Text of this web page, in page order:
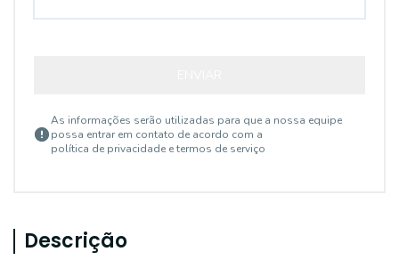
As informações serão utilizadas para que a nossa equipe
possa entrar em contato de acordo com a
política de privacidade e termos de serviço
Descrição